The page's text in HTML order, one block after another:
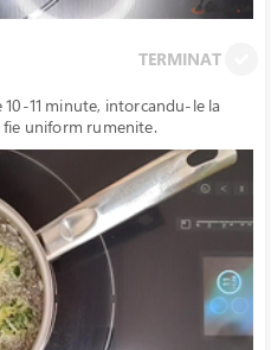
TERMINAT
11 minute, intorcandu-le la
uniform rumenite.